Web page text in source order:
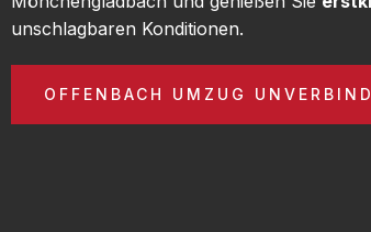
unschlagbaren Konditionen.
OFFENBACH UMZUG